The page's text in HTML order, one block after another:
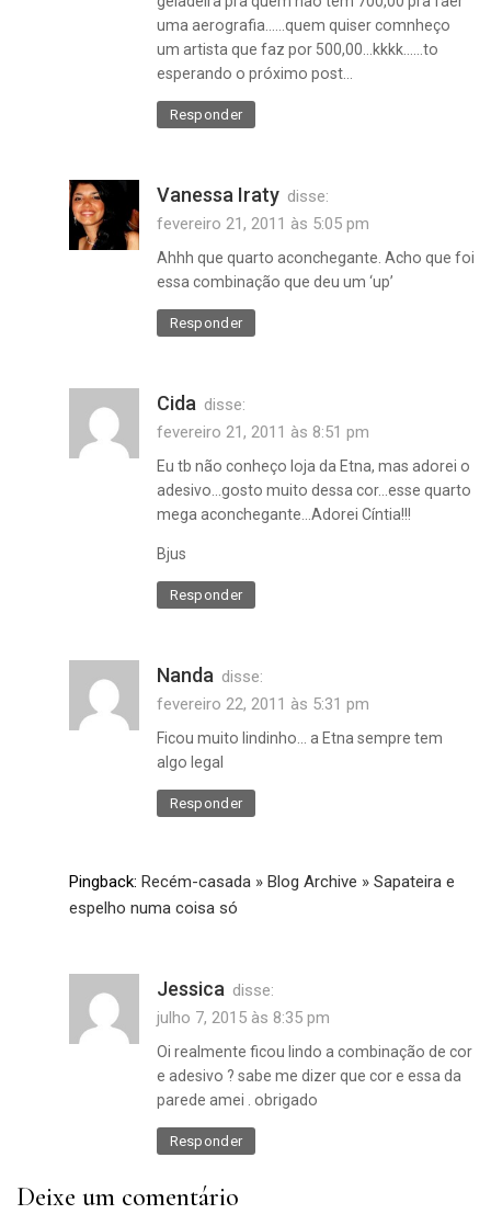
uma aerografia……quem quiser comnheço
um artista que faz por 500,00…kkkk……to
esperando o próximo post…
Responder
Vanessa Iraty disse:
fevereiro 21, 2011 às 5:05 pm
Ahhh que quarto aconchegante. Acho que foi
essa combinação que deu um ‘up’
Responder
Cida disse:
fevereiro 21, 2011 às 8:51 pm
Eu tb não conheço loja da Etna, mas adorei o
adesivo…gosto muito dessa cor…esse quarto
mega aconchegante…Adorei Cíntia!!!
Bjus
Responder
Nanda disse:
fevereiro 22, 2011 às 5:31 pm
Ficou muito lindinho… a Etna sempre tem
algo legal
Responder
Pingback: Recém-casada » Blog Archive » Sapateira e
espelho numa coisa só
Jessica disse:
julho 7, 2015 às 8:35 pm
Oi realmente ficou lindo a combinação de cor
e adesivo ? sabe me dizer que cor e essa da
parede amei . obrigado
Responder
Deixe um comentário